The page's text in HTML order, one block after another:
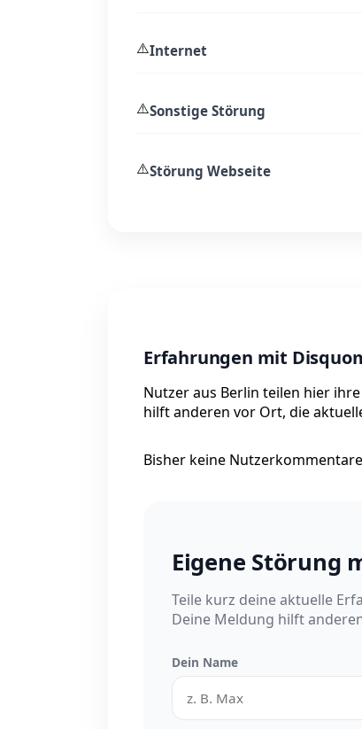
⚠️Internet
⚠️Sonstige Störung
⚠️Störung Webseite
Erfahrungen mit
Nutzer aus Berlin teilen hier
hilft anderen vor Ort, die
Bisher keine
Eigene Störung
Teile kurz deine aktuelle
Deine Meldung hilft
Dein Name